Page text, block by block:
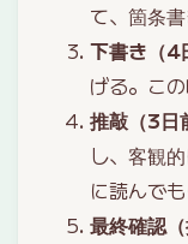
て、箇条
下書き（4
げる。こ
推敲（3日
し、客観
に読んで
最終確認（